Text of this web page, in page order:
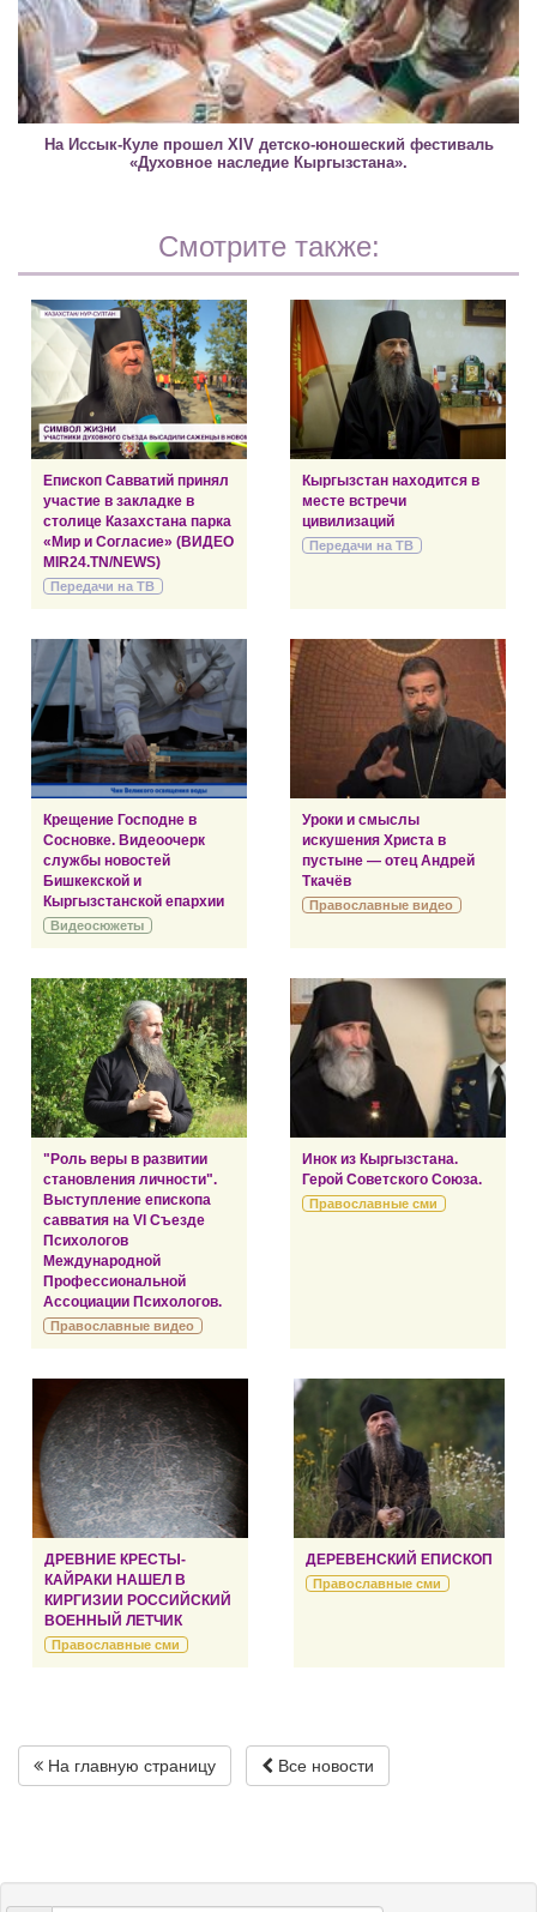
На Иссык-Куле прошел XIV детско-юношеский фестиваль
«Духовное наследие Кыргызстана».
Смотрите также:
Епископ Савватий принял
участие в закладке в
столице Казахстана парка
«Мир и Согласие» (ВИДЕО
MIR24.TN/NEWS)
Передачи на ТВ
Кыргызстан находится в
месте встречи
цивилизаций
Передачи на ТВ
Крещение Господне в
Сосновке. Видеоочерк
службы новостей
Бишкекской и
Кыргызстанской епархии
Видеосюжеты
Уроки и смыслы
искушения Христа в
пустыне — отец Андрей
Ткачёв
Православные видео
"Роль веры в развитии
становления личности".
Выступление епископа
савватия на VI Съезде
Психологов
Международной
Профессиональной
Ассоциации Психологов.
Православные видео
Инок из Кыргызстана.
Герой Советского Союза.
Православные сми
ДРЕВНИЕ КРЕСТЫ-
КАЙРАКИ НАШЕЛ В
КИРГИЗИИ РОССИЙСКИЙ
ВОЕННЫЙ ЛЕТЧИК
Православные сми
ДЕРЕВЕНСКИЙ ЕПИСКОП
Православные сми
На главную страницу Все новости